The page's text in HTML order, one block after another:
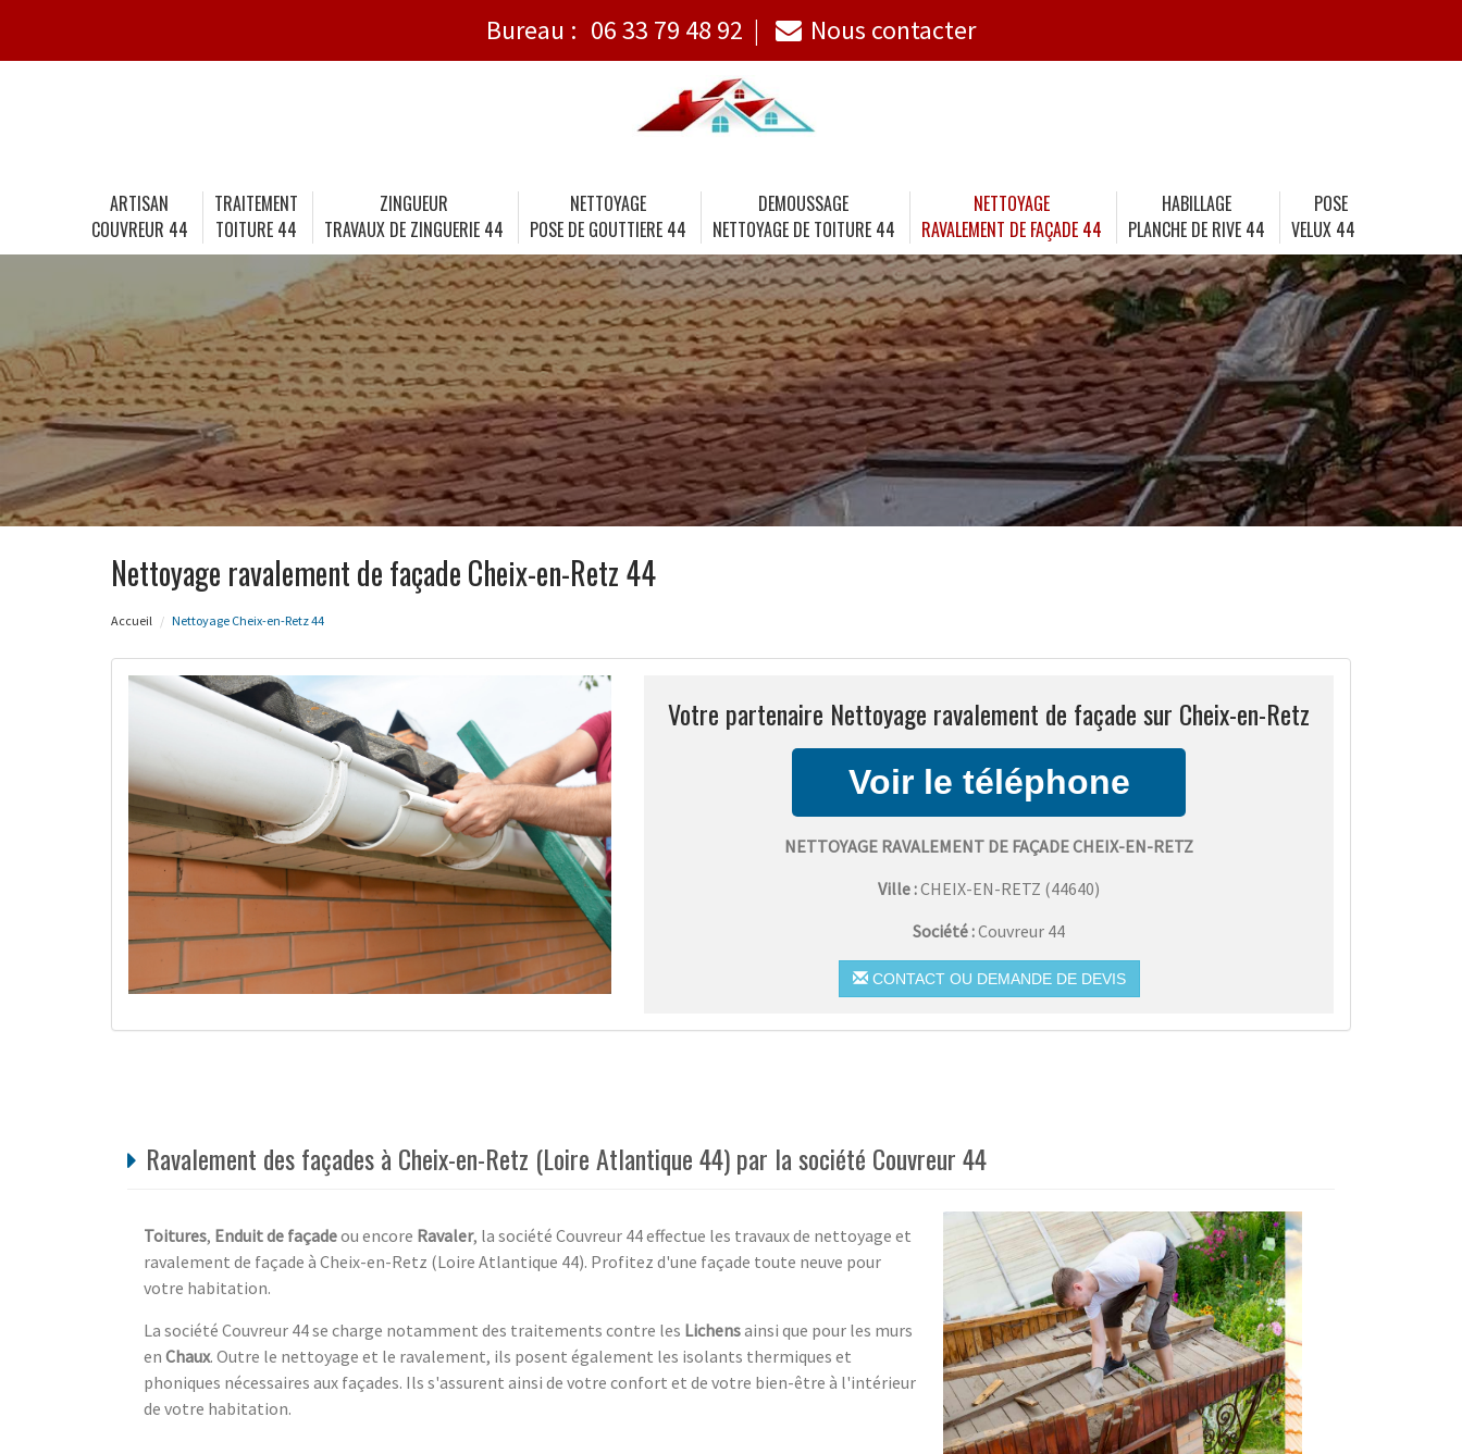
Bureau : 06 33 79 48 92 Nous contacter
ARTISAN
COUVREUR 44
TRAITEMENT
TOITURE 44
ZINGUEUR
TRAVAUX DE ZINGUERIE 44
NETTOYAGE
POSE DE GOUTTIERE 44
DEMOUSSAGE
NETTOYAGE DE TOITURE 44
NETTOYAGE
RAVALEMENT DE FAÇADE 44
HABILLAGE
PLANCHE DE RIVE 44
POSE
VELUX 44
Nettoyage ravalement de façade Cheix-en-Retz 44
Accueil Nettoyage Cheix-en-Retz 44
Votre partenaire Nettoyage ravalement de façade sur Cheix-en-Retz
NETTOYAGE RAVALEMENT DE FAÇADE CHEIX-EN-RETZ
Ville :CHEIX-EN-RETZ (44640)
Société :Couvreur 44
CONTACT OU DEMANDE DE DEVIS
Ravalement des façades à Cheix-en-Retz (Loire Atlantique 44) par la société Couvreur 44
Toitures, Enduit de façadeou encore Ravaler, la société Couvreur 44 effectue les travaux de nettoyage et
ravalement de façade à Cheix-en-Retz (Loire Atlantique 44). Profitez d'une façade toute neuve pour
votre habitation.
La société Couvreur 44 se charge notamment des traitements contre les Lichensainsi que pour les murs
en Chaux. Outre le nettoyage et le ravalement, ils posent également les isolants thermiques et
phoniques nécessaires aux façades. Ils s'assurent ainsi de votre confort et de votre bien-être à l'intérieur
de votre habitation.